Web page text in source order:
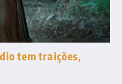
tem traições,